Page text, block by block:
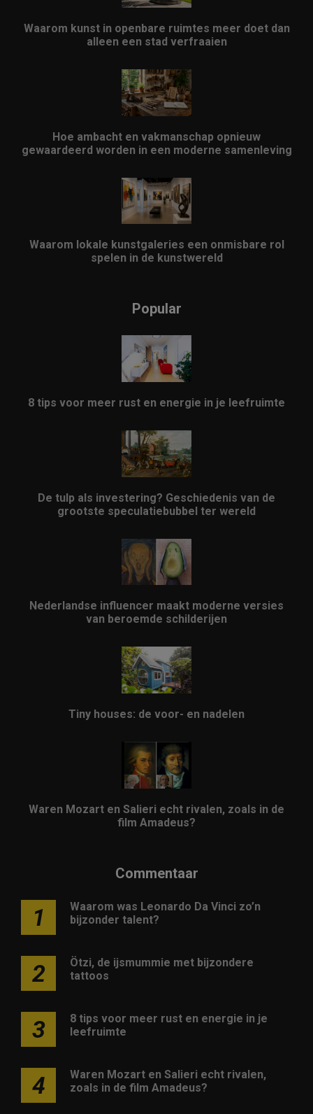
Waarom kunst in openbare ruimtes meer doet dan
alleen een stad verfraaien
Hoe ambacht en vakmanschap opnieuw
gewaardeerd worden in een moderne samenleving
Waarom lokale kunstgaleries een onmisbare rol
spelen in de kunstwereld
Popular
8 tips voor meer rust en energie in je leefruimte
De tulp als investering? Geschiedenis van de
grootste speculatiebubbel ter wereld
Nederlandse influencer maakt moderne versies
van beroemde schilderijen
Tiny houses: de voor- en nadelen
Waren Mozart en Salieri echt rivalen, zoals in de
film Amadeus?
Commentaar
1
Waarom was Leonardo Da Vinci zo’n
bijzonder talent?
2
Ötzi, de ijsmummie met bijzondere
tattoos
3
8 tips voor meer rust en energie in je
leefruimte
4
Waren Mozart en Salieri echt rivalen,
zoals in de film Amadeus?